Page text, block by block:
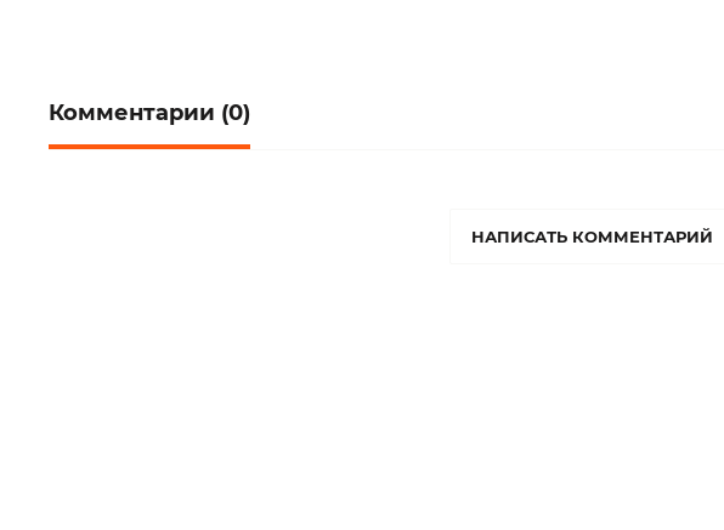
Комментарии (0)
НАПИСАТЬ КОММЕНТАРИЙ